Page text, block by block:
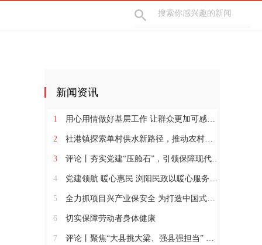
新闻资讯
1 用心用情做好基层工作 让群众更加可感可及
2 社港镇探索单村供水新路径，推动农村安全饮水提质升级
3 评论丨夯实党建“压舱石”，引领保障现代化建设新征程
4 党建领航 暖心惠民 浏阳民政以暖心服务书写惠民答卷
5 全力抓项目兴产业保安全 为打造中国式现代化县域示范作出更大贡献
6 切实保障劳动者身体健康
7 评论丨聚焦“大县挑大梁、强县强担当” 保持定力真抓实干奋发作为